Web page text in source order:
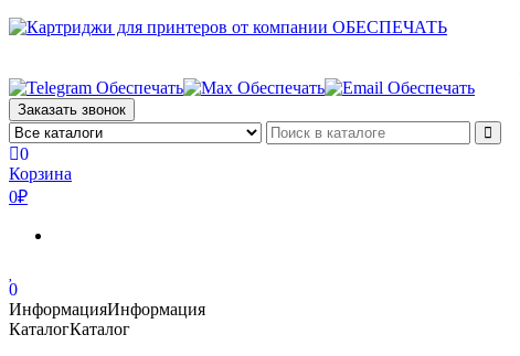
Заказать звонок
0
Корзина
0₽
0
ИнформацияИнформация
КаталогКаталог